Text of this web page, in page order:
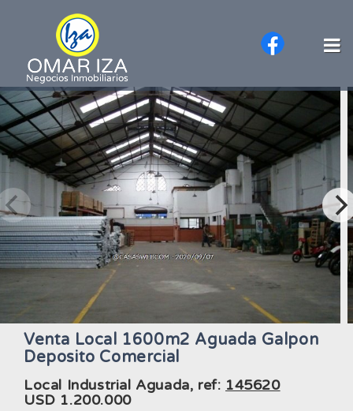
Venta Local 1600m2 Aguada Galpon
Deposito Comercial
Local Industrial Aguada, ref: 145620
USD 1.200.000